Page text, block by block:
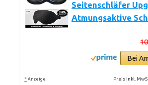
Seitenschläfer
Atmungsaktive
Bei
* Anzeige Preis inkl.